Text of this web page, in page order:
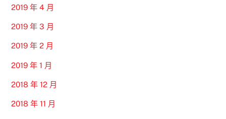
2019 年 4 月
2019 年 3 月
2019 年 2 月
2019 年 1 月
2018 年 12 月
2018 年 11 月